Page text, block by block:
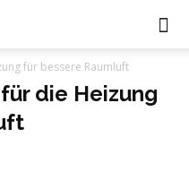
für bessere Raumluft
die Heizung